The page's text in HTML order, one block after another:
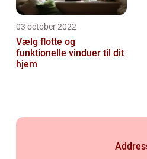
03 october 2022
Vælg flotte og
funktionelle vinduer til dit
hjem